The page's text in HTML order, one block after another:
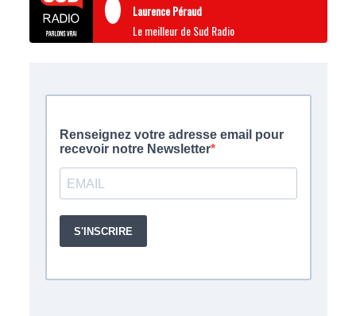
Laurence Péraud
Le meilleur de Sud Radio